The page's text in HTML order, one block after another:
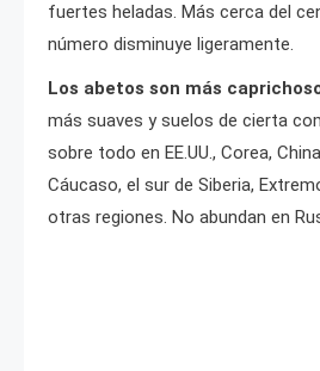
fuertes heladas. Más cerca del
número disminuye ligeramente.
Los abetos son más
más suaves y suelos de cierta
sobre todo en EE.UU., Corea,
Cáucaso, el sur de Siberia,
otras regiones. No abundan en